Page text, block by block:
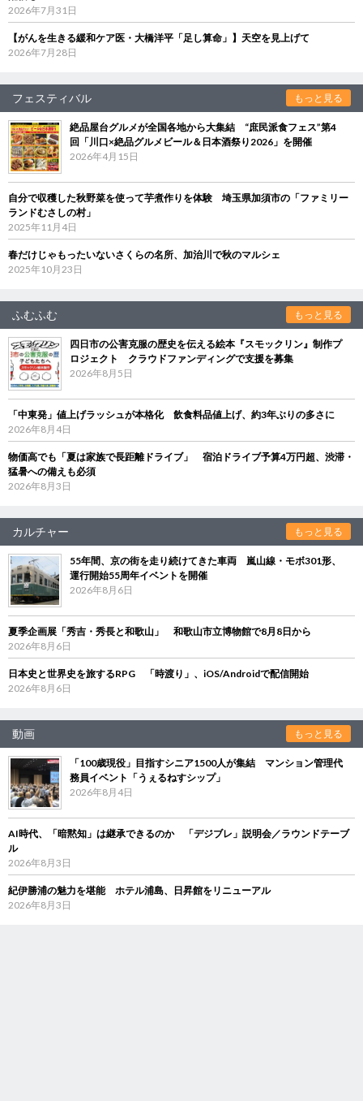
2026年7月31日
【がんを生きる緩和ケア医・大橋洋平「足し算命」】天空を見上げて
2026年7月28日
フェスティバル もっと見る
絶品屋台グルメが全国各地から大集結 “庶民派食フェス”第4
回「川口×絶品グルメビール＆日本酒祭り2026」を開催
2026年4月15日
自分で収穫した秋野菜を使って芋煮作りを体験 埼玉県加須市の「ファミリー
ランドむさしの村」
2025年11月4日
春だけじゃもったいないさくらの名所、加治川で秋のマルシェ
2025年10月23日
ふむふむ もっと見る
四日市の公害克服の歴史を伝える絵本『スモックリン』制作プ
ロジェクト クラウドファンディングで支援を募集
2026年8月5日
「中東発」値上げラッシュが本格化 飲食料品値上げ、約3年ぶりの多さに
2026年8月4日
物価高でも「夏は家族で長距離ドライブ」 宿泊ドライブ予算4万円超、渋滞・
猛暑への備えも必須
2026年8月3日
カルチャー もっと見る
55年間、京の街を走り続けてきた車両 嵐山線・モボ301形、
運行開始55周年イベントを開催
2026年8月6日
夏季企画展「秀吉・秀長と和歌山」 和歌山市立博物館で8月8日から
2026年8月6日
日本史と世界史を旅するRPG 「時渡り」、iOS/Androidで配信開始
2026年8月6日
動画 もっと見る
「100歳現役」目指すシニア1500人が集結 マンション管理代
務員イベント「うぇるねすシップ」
2026年8月4日
AI時代、「暗黙知」は継承できるのか 「デジブレ」説明会／ラウンドテーブ
ル
2026年8月3日
紀伊勝浦の魅力を堪能 ホテル浦島、日昇館をリニューアル
2026年8月3日